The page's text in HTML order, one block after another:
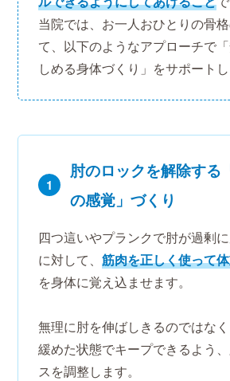
当院では、お一人おひとりの骨
て、以下のようなアプローチで
しめる身体づくり」をサポートし
1
肘のロックを解除する
の感覚」づくり
四つ這いやプランクで肘が過剰
に対して、 筋肉を正しく使って
を身体に覚え込ませます。
無理に肘を伸ばしきるのではな
緩めた状態でキープできるよう
スを調整します。